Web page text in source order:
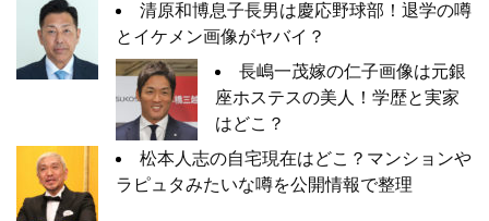
清原和博息子長男は慶応野球部！退学の噂
とイケメン画像がヤバイ？
長嶋一茂嫁の仁子画像は元銀
座ホステスの美人！学歴と実家
はどこ？
松本人志の自宅現在はどこ？マンションや
ラピュタみたいな噂を公開情報で整理